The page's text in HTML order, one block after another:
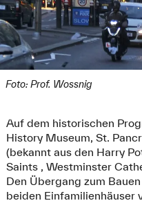
Foto: Prof. Wossnig
Auf dem historischen
History Museum, St.
(bekannt aus den Harry
Saints , Westminster
Den Übergang zum
beiden Einfamilienhäuser